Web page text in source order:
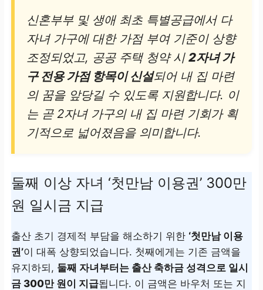
신혼부부 및 생애 최초 특별공급에서 다
자녀 가구에 대한 가점 부여 기준이 상향
조정되었고, 공공 주택 청약 시 2자녀 가
구 전용 가점 항목이 신설되어 내 집 마련
의 꿈을 앞당길 수 있도록 지원합니다. 이
는 곧 2자녀 가구의 내 집 마련 기회가 획
기적으로 넓어졌음을 의미합니다.
둘째 이상 자녀 ‘첫만남 이용권’ 300만
원 일시금 지급
출산 초기 경제적 부담을 해소하기 위한 ‘첫만남 이용
권’이 대폭 상향되었습니다. 첫째에게는 기존 금액을
유지하되, 둘째 자녀부터는 출산 축하금 성격으로 일시
금 300만 원이 지급됩니다. 이 금액은 바우처 또는 지